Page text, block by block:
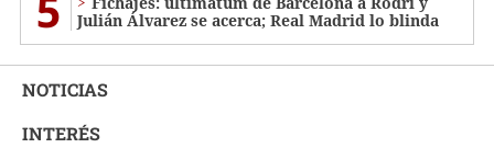
Julián Álvarez se acerca; Real Madrid lo blinda
NOTICIAS
INTERÉS